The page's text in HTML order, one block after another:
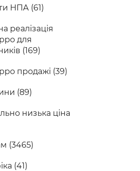
НПА (61)
реалізація
для
(169)
продажі (39)
(89)
низька ціна
(3465)
(41)